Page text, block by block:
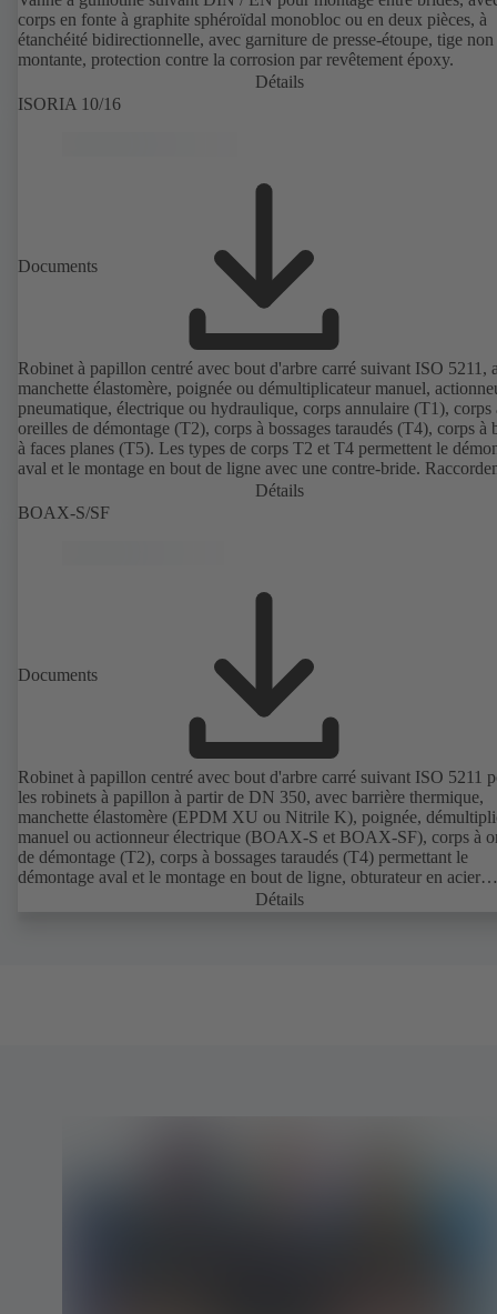
corps en fonte à graphite sphéroïdal monobloc ou en deux pièces, à
étanchéité bidirectionnelle, avec garniture de presse-étoupe, tige non
montante, protection contre la corrosion par revêtement époxy.
Détails
ISORIA 10/16
Documents
Robinet à papillon centré avec bout d'arbre carré suivant ISO 5211,
manchette élastomère, poignée ou démultiplicateur manuel,
pneumatique, électrique ou hydraulique, corps annulaire (T1), corps
oreilles de démontage (T2), corps à bossages taraudés (T4), corps à
à faces planes (T5). Les types de corps T2 et T4 permettent le
aval et le montage en bout de ligne avec une contre-bride.
Détails
BOAX-S/SF
Documents
Robinet à papillon centré avec bout d'arbre carré suivant ISO 5211
les robinets à papillon à partir de DN 350, avec barrière thermique,
manchette élastomère (EPDM XU ou Nitrile K), poignée,
manuel ou actionneur électrique (BOAX-S et BOAX-SF), corps à
de démontage (T2), corps à bossages taraudés (T4) permettant le
démontage aval et le montage en bout de ligne, obturateur en acier
inoxydable 1.4308, raccordements suivant normes EN.
Détails